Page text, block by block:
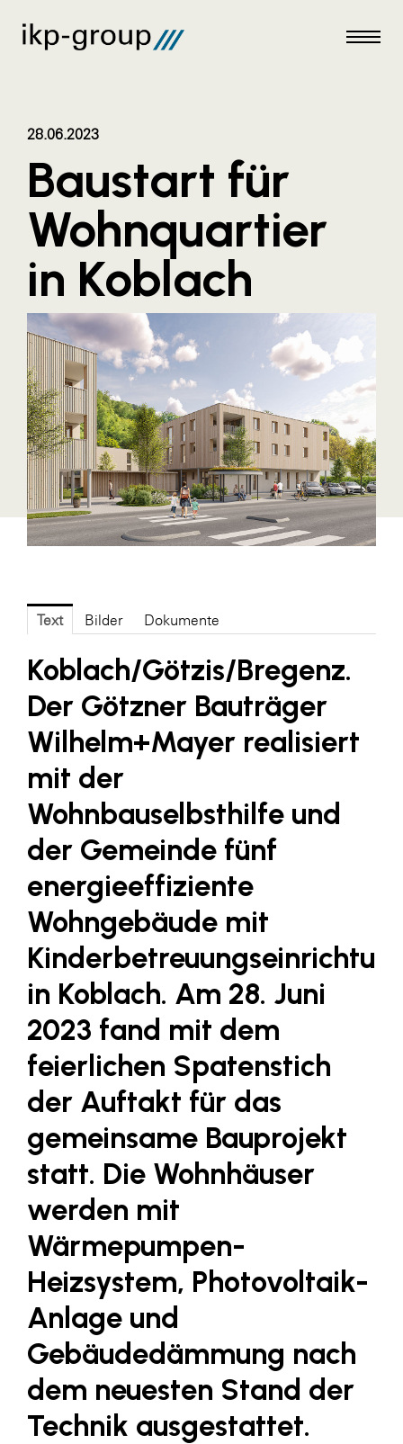
Meldungen
AKTUELLES
ACO
ALEX Krems
Amazon Web Services
Artweger
AustroCel Hallein
Blaguss
Bundesverband Sonnenschutztechnik
Cineplexx
Colmobil Austria
Designer Outlets Parndorf und Salzburg
Essity
EY
FG UBIT Salzburg
foodaffairs
Fressnapf
FRoSTA
FV Energierohstoff & Kraftstoff
Gardena
Gas Connect Austria
GBV - Verband gemeinnütziger
Bauvereinigungen
Getzner Werkstoffe
Heimat Österreich
kosaplaner
LAT Nitrogen
Libro
Lidl Österreich
Die Menü-Manufaktur
MTH Retail Group
OMV
OptimaMed
28.06.2023
Baustart für
Wohnquartier
in Koblach
Text Bilder Dokumente
Koblach/Götzis/Bregenz.
Der Götzner Bauträger
Wilhelm+Mayer realisiert
mit der
Wohnbauselbsthilfe und
der Gemeinde fünf
energieeffiziente
Wohngebäude mit
in Koblach. Am 28. Juni
2023 fand mit dem
feierlichen Spatenstich
der Auftakt für das
gemeinsame Bauprojekt
statt. Die Wohnhäuser
werden mit
Wärmepumpen-
Heizsystem, Photovoltaik-
Anlage und
Gebäudedämmung nach
dem neuesten Stand der
Technik ausgestattet.